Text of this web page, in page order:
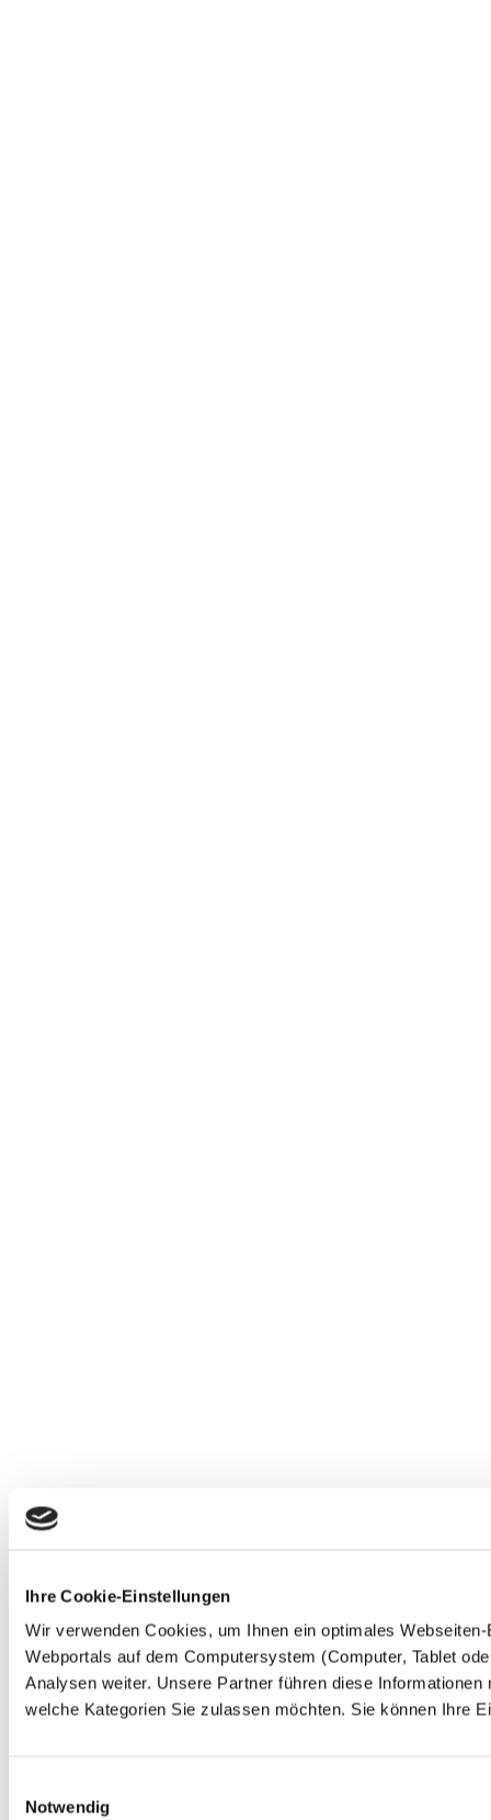
Ihre Cookie-Einstellungen
Wir verwenden Cookies, um Ihnen ein optimales
Webportals auf dem Computersystem (Computer, Tablet
Analysen weiter. Unsere Partner führen diese
welche Kategorien Sie zulassen möchten. Sie können Ihre
Notwendig